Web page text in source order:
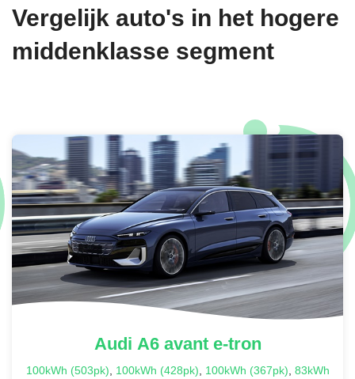
Vergelijk auto's in het hogere
middenklasse segment
Audi A6 avant e-tron
100kWh (503pk), 100kWh (428pk), 100kWh (367pk), 83kWh